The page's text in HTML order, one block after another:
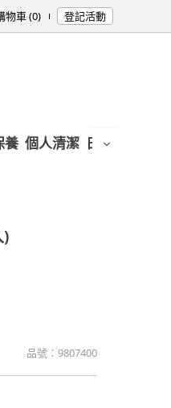
物車 (0) 登記活動
養 個人清潔 日用/紙品
)
品號： 9807400